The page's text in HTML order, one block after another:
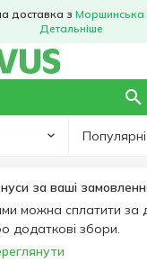
доставка з Моршинська
Детальніше
Популярні
за ваші
можна сплатити за
додаткові збори.
Кухонне приладдя
шумівки, ополоники,